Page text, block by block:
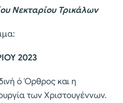
Νεκταρίου Τρικάλων
2023
ό Όρθρος και η
των Χριστουγέννων.